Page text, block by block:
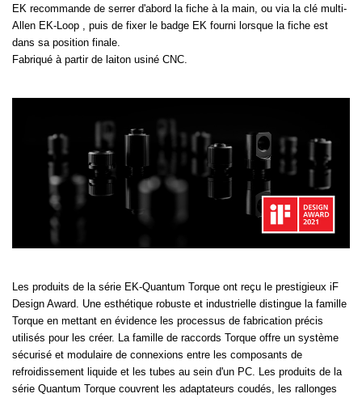
EK recommande de serrer d'abord la fiche à la main, ou via la clé multi-
Allen EK-Loop , puis de fixer le badge EK fourni lorsque la fiche est
dans sa position finale.
Fabriqué à partir de laiton usiné CNC.
Les produits de la série EK-Quantum Torque ont reçu le prestigieux iF
Design Award. Une esthétique robuste et industrielle distingue la famille
Torque en mettant en évidence les processus de fabrication précis
utilisés pour les créer. La famille de raccords Torque offre un système
sécurisé et modulaire de connexions entre les composants de
refroidissement liquide et les tubes au sein d'un PC. Les produits de la
série Quantum Torque couvrent les adaptateurs coudés, les rallonges